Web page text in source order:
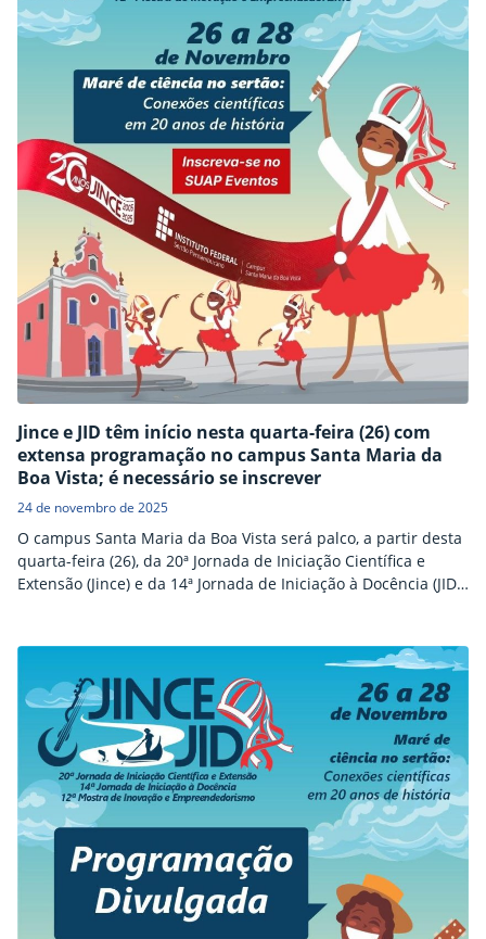
Jince e JID têm início nesta quarta-feira (26) com
extensa programação no campus Santa Maria da
Boa Vista; é necessário se inscrever
24 de novembro de 2025
O campus Santa Maria da Boa Vista será palco, a partir desta
quarta-feira (26), da 20ª Jornada de Iniciação Científica e
Extensão (Jince) e da 14ª Jornada de Iniciação à Docência (JID),
prometem movimentar a comunidade estudantil com uma
programação diversa e abrangente. Ao…